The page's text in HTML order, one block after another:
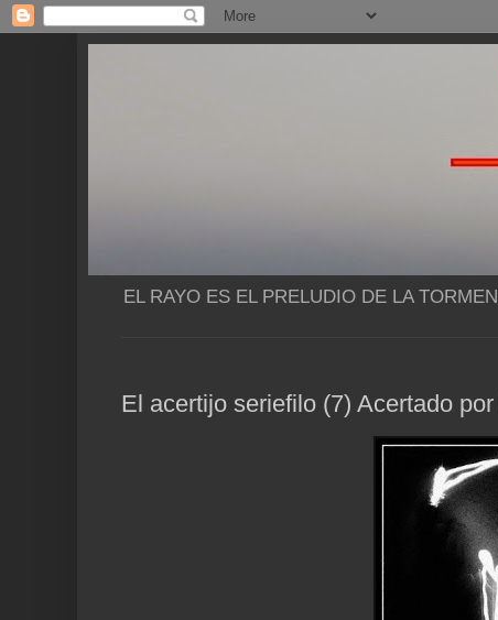
EL RAYO ES EL PRELUDIO DE LA
El acertijo seriefilo (7) Acertado